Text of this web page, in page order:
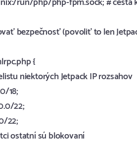
bezpečnosť (povoliť to len
{
niektorých Jetpack IP rozsahov
18;
22;
22;
ostatní sú blokovaní